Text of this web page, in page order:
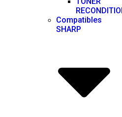
Compatibles
SHARP